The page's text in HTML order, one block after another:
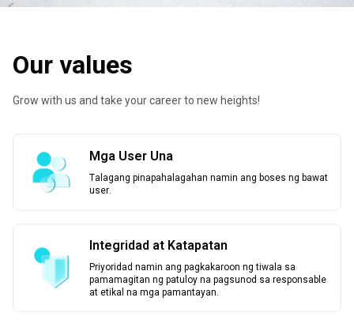
Our values
Grow with us and take your career to new heights!
Mga User Una
Talagang pinapahalagahan namin ang boses ng bawat
user.
Integridad at Katapatan
Priyoridad namin ang pagkakaroon ng tiwala sa
pamamagitan ng patuloy na pagsunod sa responsable
at etikal na mga pamantayan.